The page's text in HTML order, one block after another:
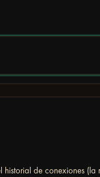
historial de conexiones